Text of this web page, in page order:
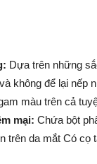
Dựa trên những
không để lại nếp
màu trên cả
mại: Chứa bột
trên da mắt Có cọ